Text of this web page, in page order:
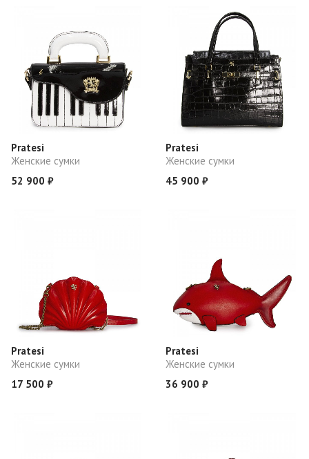
Pratesi
Женские сумки
52 900 ₽
Pratesi
Женские сумки
45 900 ₽
Pratesi
Женские сумки
17 500 ₽
Pratesi
Женские сумки
36 900 ₽